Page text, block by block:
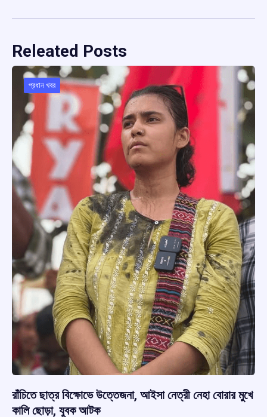
Releated Posts
প্রধান খবর
রাঁচিতে ছাত্র বিক্ষোভে উত্তেজনা, আইসা নেত্রী নেহা বোরার মুখে
কালি ছোড়া, যুবক আটক